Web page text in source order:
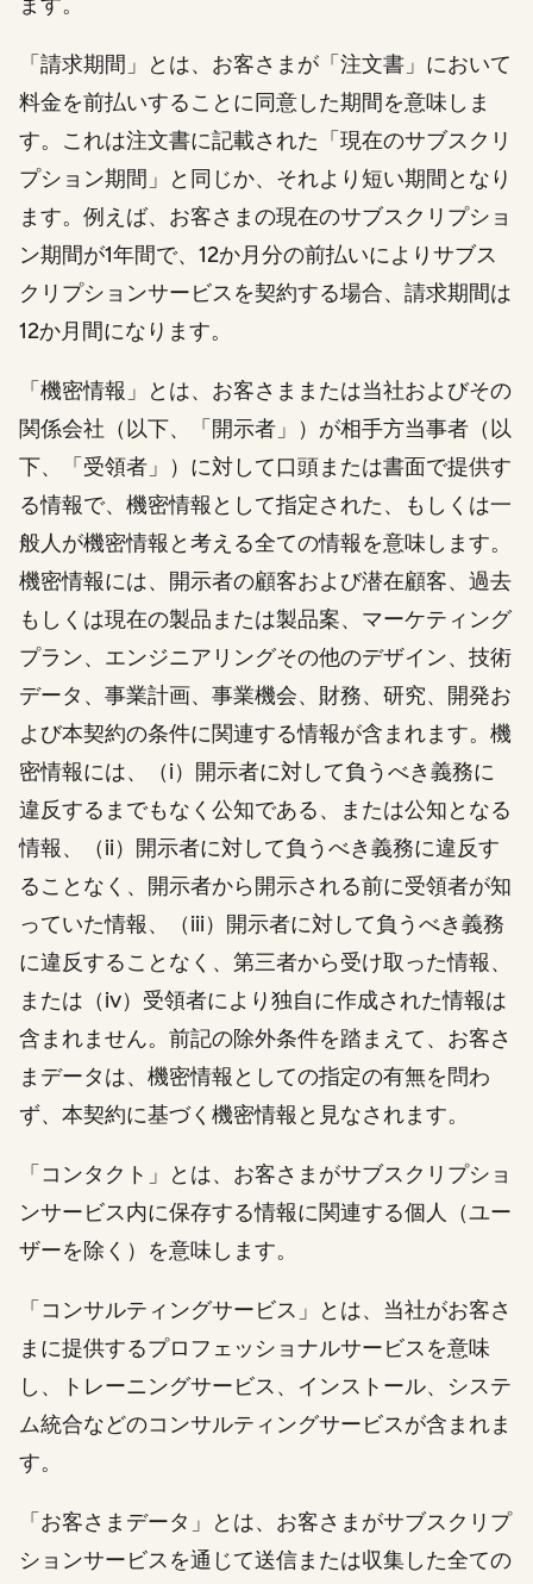
「請求期間」とは、お客さまが「注文書」において
料金を前払いすることに同意した期間を意味しま
す。これは注文書に記載された「現在のサブスクリ
プション期間」と同じか、それより短い期間となり
ます。例えば、お客さまの現在のサブスクリプショ
ン期間が1年間で、12か月分の前払いによりサブス
クリプションサービスを契約する場合、請求期間は
12か月間になります。
「機密情報」とは、お客さままたは当社およびその
関係会社（以下、「開示者」）が相手方当事者（以
下、「受領者」）に対して口頭または書面で提供す
る情報で、機密情報として指定された、もしくは一
般人が機密情報と考える全ての情報を意味します。
機密情報には、開示者の顧客および潜在顧客、過去
もしくは現在の製品または製品案、マーケティング
プラン、エンジニアリングその他のデザイン、技術
データ、事業計画、事業機会、財務、研究、開発お
よび本契約の条件に関連する情報が含まれます。機
密情報には、（i）開示者に対して負うべき義務に
違反するまでもなく公知である、または公知となる
情報、（ii）開示者に対して負うべき義務に違反す
ることなく、開示者から開示される前に受領者が知
っていた情報、（iii）開示者に対して負うべき義務
に違反することなく、第三者から受け取った情報、
または（iv）受領者により独自に作成された情報は
含まれません。前記の除外条件を踏まえて、お客さ
まデータは、機密情報としての指定の有無を問わ
ず、本契約に基づく機密情報と見なされます。
「コンタクト」とは、お客さまがサブスクリプショ
ンサービス内に保存する情報に関連する個人（ユー
ザーを除く）を意味します。
「コンサルティングサービス」とは、当社がお客さ
まに提供するプロフェッショナルサービスを意味
し、トレーニングサービス、インストール、システ
ム統合などのコンサルティングサービスが含まれま
す。
「お客さまデータ」とは、お客さまがサブスクリプ
ションサービスを通じて送信または収集した全ての